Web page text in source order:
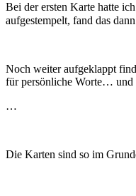
Bei der ersten Karte hatte
aufgestempelt, fand das
Noch weiter aufgeklappt
für persönliche Worte… und
…
Die Karten sind so im